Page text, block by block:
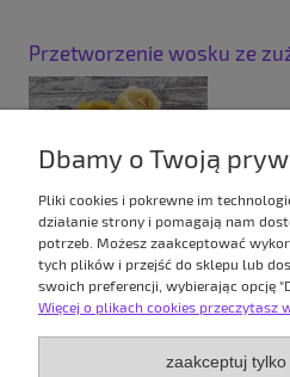
Przetworzenie wosku ze
TWOJE
Dbamy o Twoją
Pliki cookies i pokrewne im
działanie strony i pomagają nam
potrzeb. Możesz zaakceptować
tych plików i przejść do sklepu lub
swoich preferencji, wybierając opcję
Więcej o plikach cookies przeczytasz
zaakceptuj